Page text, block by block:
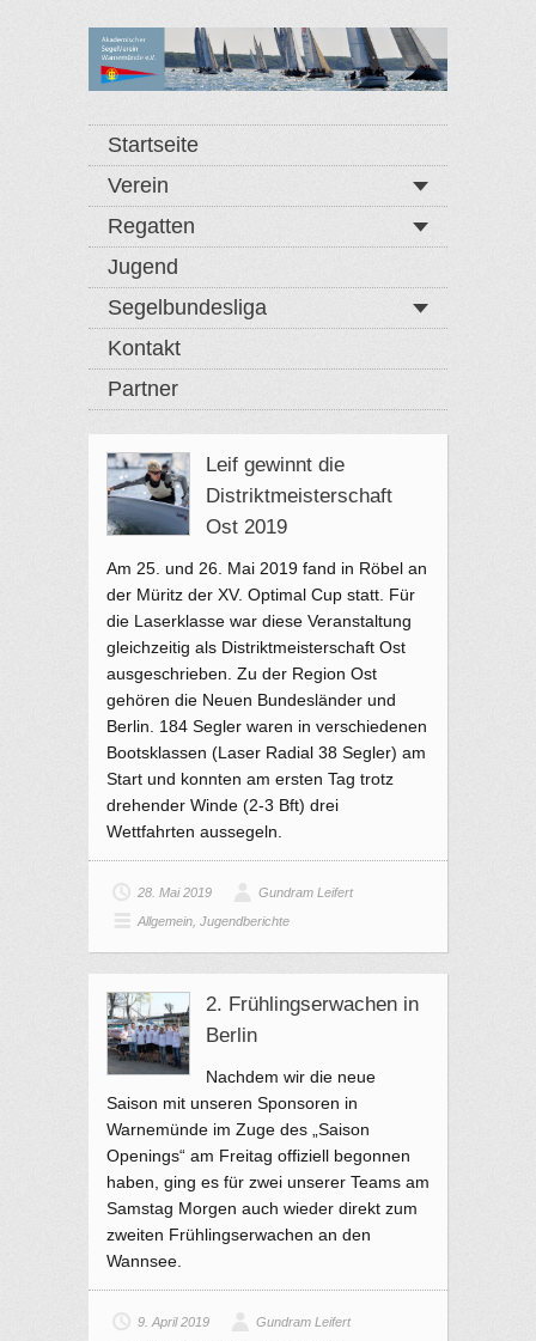
Startseite
Verein
Regatten
Jugend
Segelbundesliga
Kontakt
Partner
Leif gewinnt die
Distriktmeisterschaft
Ost 2019
Am 25. und 26. Mai 2019 fand in Röbel an
der Müritz der XV. Optimal Cup statt. Für
die Laserklasse war diese Veranstaltung
gleichzeitig als Distriktmeisterschaft Ost
ausgeschrieben. Zu der Region Ost
gehören die Neuen Bundesländer und
Berlin. 184 Segler waren in verschiedenen
Bootsklassen (Laser Radial 38 Segler) am
Start und konnten am ersten Tag trotz
drehender Winde (2-3 Bft) drei
Wettfahrten aussegeln.
28. Mai 2019
Gundram Leifert
Allgemein Jugendberichte
2. Frühlingserwachen in
Berlin
Nachdem wir die neue
Saison mit unseren Sponsoren in
Warnemünde im Zuge des „Saison
Openings“ am Freitag offiziell begonnen
haben, ging es für zwei unserer Teams am
Samstag Morgen auch wieder direkt zum
zweiten Frühlingserwachen an den
Wannsee.
9. April 2019
Gundram Leifert